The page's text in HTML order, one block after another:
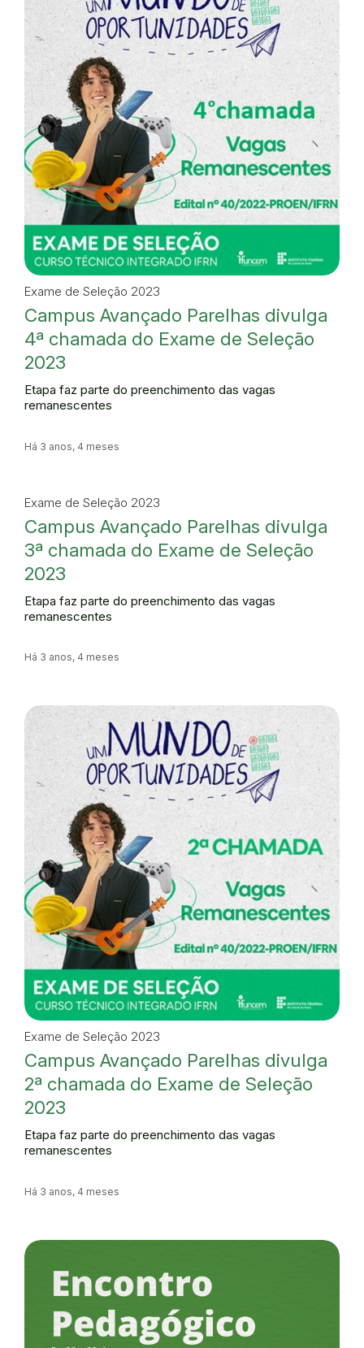
Exame de Seleção 2023
Campus Avançado Parelhas divulga
4ª chamada do Exame de Seleção
2023
Etapa faz parte do preenchimento das vagas
remanescentes
Há 3 anos, 4 meses
Exame de Seleção 2023
Campus Avançado Parelhas divulga
3ª chamada do Exame de Seleção
2023
Etapa faz parte do preenchimento das vagas
remanescentes
Há 3 anos, 4 meses
Exame de Seleção 2023
Campus Avançado Parelhas divulga
2ª chamada do Exame de Seleção
2023
Etapa faz parte do preenchimento das vagas
remanescentes
Há 3 anos, 4 meses